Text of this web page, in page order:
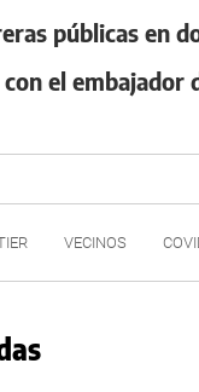
públicas en
el
VECINOS